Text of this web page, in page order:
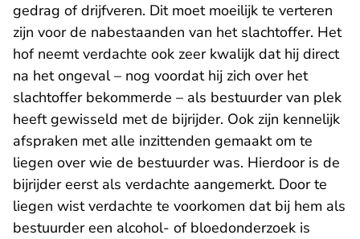
gedrag of drijfveren. Dit moet moeilijk te verteren
zijn voor de nabestaanden van het slachtoffer. Het
hof neemt verdachte ook zeer kwalijk dat hij direct
na het ongeval – nog voordat hij zich over het
slachtoffer bekommerde – als bestuurder van plek
heeft gewisseld met de bijrijder. Ook zijn kennelijk
afspraken met alle inzittenden gemaakt om te
liegen over wie de bestuurder was. Hierdoor is de
bijrijder eerst als verdachte aangemerkt. Door te
liegen wist verdachte te voorkomen dat bij hem als
bestuurder een alcohol- of bloedonderzoek is